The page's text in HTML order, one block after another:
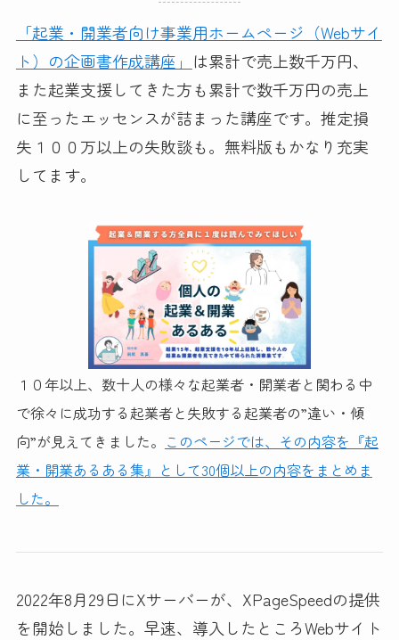
「起業・開業者向け事業用ホームページ（Webサイ
ト）の企画書作成講座」 は累計で売上数千万円、
また起業支援してきた方も累計で数千万円の売上
に至ったエッセンスが詰まった講座です。推定損
失１００万以上の失敗談も。無料版もかなり充実
してます。
１０年以上、数十人の様々な起業者・開業者と関わる中
で徐々に成功する起業者と失敗する起業者の”違い・傾
向”が見えてきました。 このページでは、その内容を『起
業・開業あるある集』として30個以上の内容をまとめま
した。
2022年8月29日にXサーバーが、XPageSpeedの提供
を開始しました。早速、導入したところWebサイト